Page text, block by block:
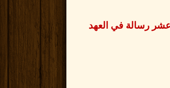
عشر رسالة في العهد